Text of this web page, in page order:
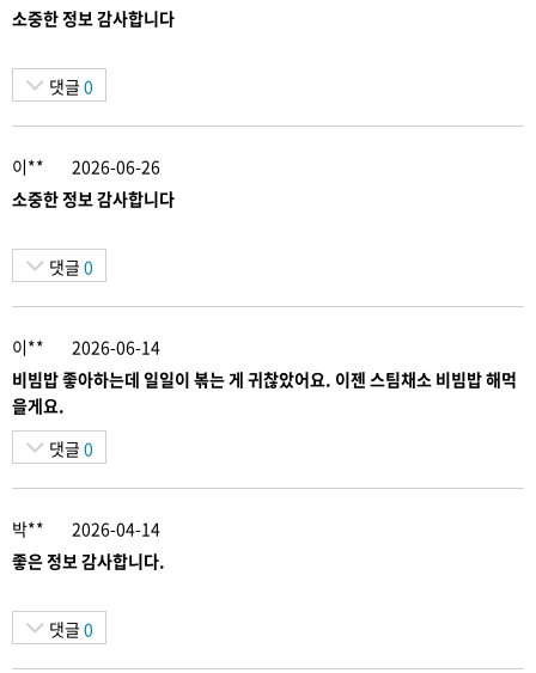
소중한 정보 감사합니다
댓글 0
이**
2026-06-26
소중한 정보 감사합니다
댓글 0
이**
2026-06-14
비빔밥 좋아하는데 일일이 볶는 게 귀찮았어요. 이젠 스팀채소 비빔밥 해먹
을게요.
댓글 0
박**
2026-04-14
좋은 정보 감사합니다.
댓글 0